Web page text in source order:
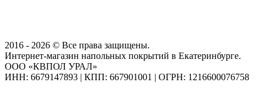
2016 - 2026 © Все права защищены.
Интернет-магазин напольных покрытий в Екатеринбурге.
ООО «КВПОЛ УРАЛ»
ИНН: 6679147893 | КПП: 667901001 | ОГРН: 1216600076758